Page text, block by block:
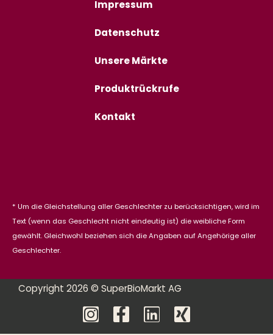
Impressum
Datenschutz
Unsere Märkte
Produktrückrufe
Kontakt
* Um die Gleichstellung aller Geschlechter zu berücksichtigen, wird im
Text (wenn das Geschlecht nicht eindeutig ist) die weibliche Form
gewählt. Gleichwohl beziehen sich die Angaben auf Angehörige aller
Geschlechter.
Copyright 2026 © SuperBioMarkt AG